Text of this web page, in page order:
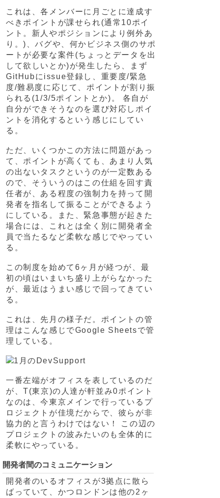
これは、各メンバーに月ごとに達成す
べきポイントが課せられ(通常10ポイ
ント。新人やポジションにより例外あ
り。)、バグや、何かビジネス側のサポ
ートが必要な案件(ちょっとデータを出
して欲しいとか)が発生したら、まず
GitHubにissue登録し、重要度/緊急
度/難易度に応じて、ポイントが割り振
られる(1/3/5ポイントとか)。 各自が
自分ができそうなのを選び対応しポイ
ントを消化するという感じにしてい
る。
ただ、いくつかこの方法に問題があっ
て、ポイントが高くても、あまり人気
の出ないタスクというのが一定数ある
ので、そういうのはこの仕組を回す責
任者が、ある程度の強制力を持って開
発者を指名して振ることができるよう
にしている。また、緊急事態が起きた
場合には、これとは全く別に開発者全
員で当たるなど柔軟な感じでやってい
る。
この制度を始めて6ヶ月が経つが、最
初の頃はいまいち盛り上がらなかった
が、最近はうまい感じで回ってきてい
る。
これは、先月の様子だ。ポイントの管
理はこんな感じでGoogle Sheetsで管
理している。
一番左端がオフィスを表しているのだ
が、T(東京)の人達が軒並み0ポイント
なのは、今東京メインで行っているプ
ロジェクトが佳境だからで、彼らが非
協力的と言うわけではない！ この辺の
プロジェクトの波みたいのも全体的に
柔軟にやっている。
開発者間のコミュニケーション
開発者のいるオフィスが3拠点に散ら
ばっていて、かつロンドンは他の2ヶ